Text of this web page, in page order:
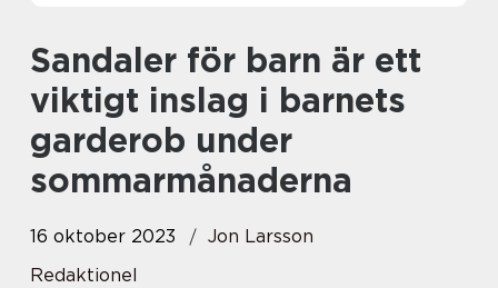
Sandaler för barn är ett
viktigt inslag i barnets
garderob under
sommarmånaderna
16 oktober 2023
Jon Larsson
Redaktionel